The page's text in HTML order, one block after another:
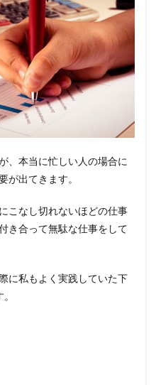
、本当に忙しい人の場合に
が出てきます。
こなし切れないほどの仕事
き合って無駄な仕事をして
に私もよく実践していた下